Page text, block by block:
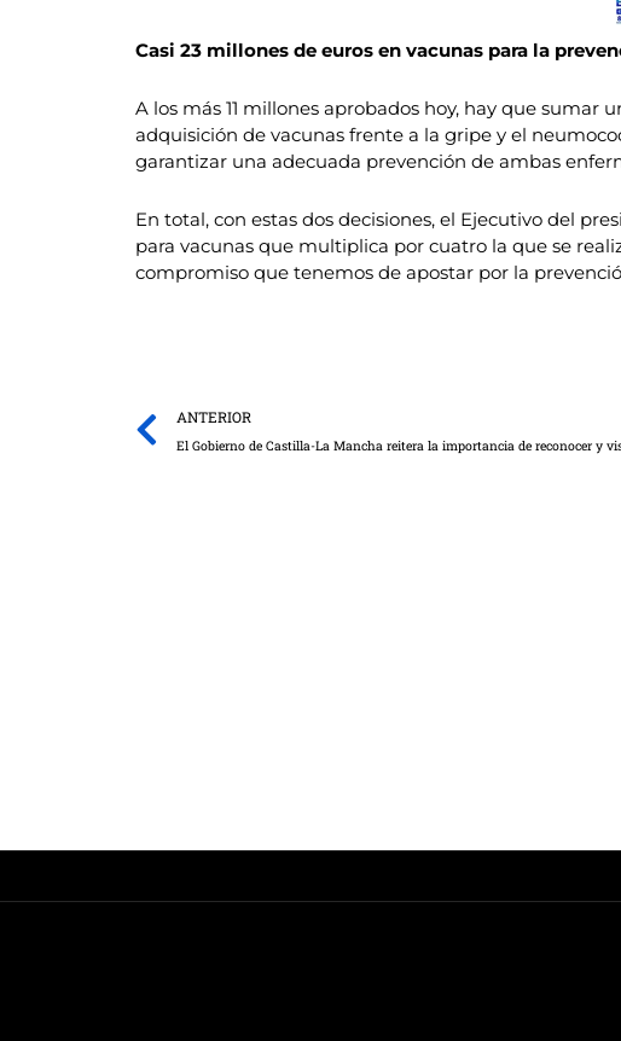
Casi 23 millones de euros en vacunas para la
A los más 11 millones aprobados hoy, hay que
adquisición de vacunas frente a la gripe y el
garantizar una adecuada prevención de ambas
En total, con estas dos decisiones, el Ejecutivo del
para vacunas que multiplica por cuatro la que se
compromiso que tenemos de apostar por la
Prev
ANTERIOR